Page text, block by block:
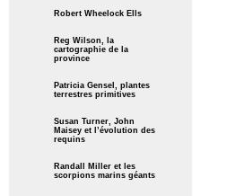
Robert Wheelock Ells
Reg Wilson, la
cartographie de la
province
Patricia Gensel, plantes
terrestres primitives
Susan Turner, John
Maisey et l’évolution des
requins
Randall Miller et les
scorpions marins géants